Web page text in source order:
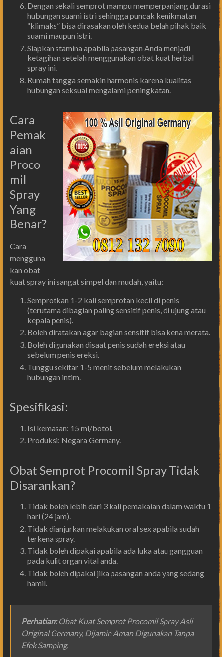
Dengan sekali semprot mampu memperpanjang durasi
hubungan suami istri sehingga puncak kenikmatan
“klimaks” bisa dirasakan oleh kedua belah pihak baik
suami maupun istri.
Siapkan stamina apabila pasangan Anda menjadi
ketagihan setelah menggunakan obat kuat herbal
spray ini.
Rumah tangga semakin harmonis karena kualitas
hubungan seksual mengalami peningkatan.
Cara
Pemak
aian
Proco
mil
Spray
Yang
Benar?
Cara
mengguna
kan obat
kuat spray ini sangat simpel dan mudah, yaitu:
Semprotkan 1-2 kali semprotan kecil di penis
(terutama dibagian paling sensitif penis, di ujung atau
kepala penis).
Boleh diratakan agar bagian sensitif bisa kena merata.
Boleh digunakan disaat penis sudah ereksi atau
sebelum penis ereksi.
Tunggu sekitar 1-5 menit sebelum melakukan
hubungan intim.
Spesifikasi:
Isi kemasan: 15 ml/botol.
Produksi: Negara Germany.
Obat Semprot Procomil Spray Tidak
Disarankan?
Tidak boleh lebih dari 3 kali pemakaian dalam waktu 1
hari (24 jam).
Tidak dianjurkan melakukan oral sex apabila sudah
terkena spray.
Tidak boleh dipakai apabila ada luka atau gangguan
pada kulit organ vital anda.
Tidak boleh dipakai jika pasangan anda yang sedang
hamil.
Perhatian: Obat Kuat Semprot Procomil Spray Asli
Original Germany, Dijamin Aman Digunakan Tanpa
Efek Samping.